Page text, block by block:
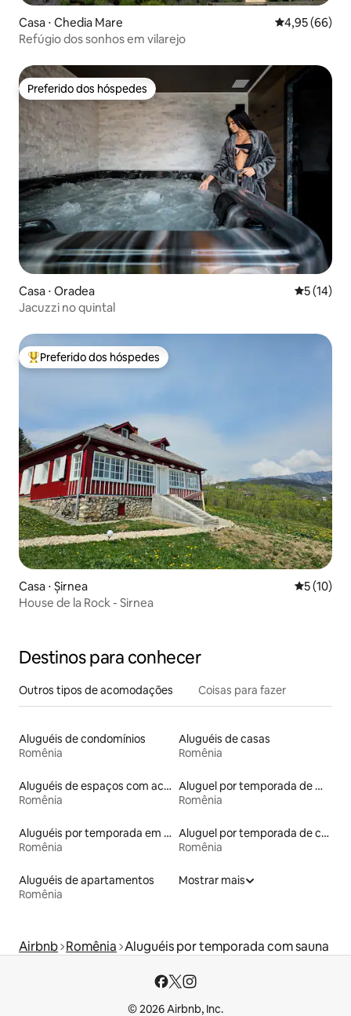
Casa ⋅ Chedia Mare 4,95 de uma
4,95 (66)
Refúgio dos sonhos em vilarejo
Preferido dos hóspedes
Preferido dos hóspedes
Casa ⋅ Oradea 5 de uma
5 (14)
Jacuzzi no quintal
Entre os melhores preferidos dos hóspedes
Preferido dos hóspedes
Casa ⋅ Șirnea 5 de uma
5 (10)
House de la Rock - Sirnea
Destinos para conhecer
Outros tipos de acomodações Coisas para fazer
Aluguéis de condomínios
Romênia
Aluguéis de casas
Romênia
Aluguéis de espaços com acesso direto a pistas de esqui
Romênia
Aluguel por temporada de microcasas
Romênia
Aluguéis por temporada em albergue
Romênia
Aluguel por temporada de casas de veraneio
Romênia
Aluguéis de apartamentos
Romênia
Mostrar mais
Airbnb Romênia Aluguéis por temporada com sauna
© 2026 Airbnb, Inc.